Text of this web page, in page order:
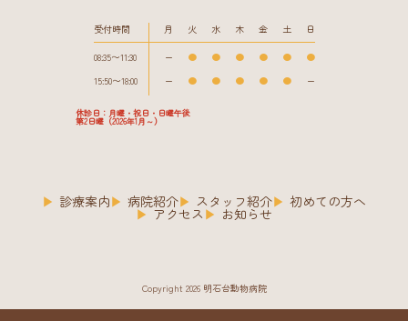
受付時間 月 火 水 木 金 土 日
08:35〜11:30 ー ● ● ● ● ●
●
15:50〜18:00
ー ● ● ● ● ● ー
休診日：月曜・祝日・日曜午後
第2日曜（2026年1月～）
診療案内 病院紹介 スタッフ紹介 初めての方へ
アクセス お知らせ
Copyright 2026 明石台動物病院